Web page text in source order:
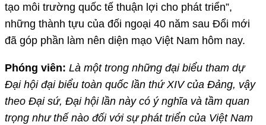
tạo môi trường quốc tế thuận lợi cho phát triển”,
những thành tựu của đối ngoại 40 năm sau Đổi mới
đã góp phần làm nên diện mạo Việt Nam hôm nay.
Phóng viên: Là một trong những đại biểu tham dự
Đại hội đại biểu toàn quốc lần thứ XIV của Đảng, vậy
theo Đại sứ, Đại hội lần này có ý nghĩa và tầm quan
trọng như thế nào đối với sự phát triển của Việt Nam